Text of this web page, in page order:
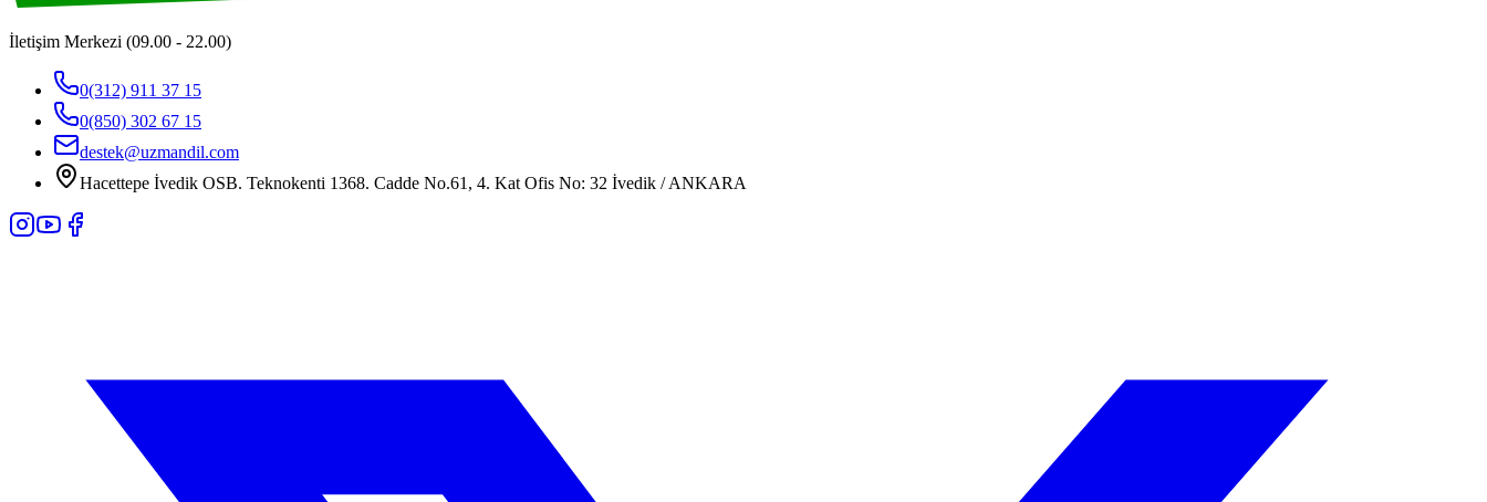
İletişim Merkezi (09.00 - 22.00)
0(312) 911 37 15
0(850) 302 67 15
destek@uzmandil.com
Hacettepe İvedik OSB. Teknokenti 1368. Cadde No.61, 4. Kat Ofis No: 32 İvedik / ANKARA